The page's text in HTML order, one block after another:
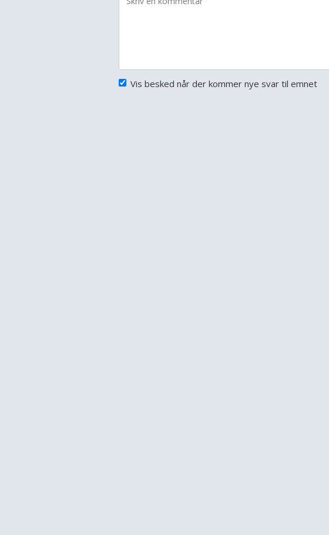
Vis besked når der kommer nye svar til emnet